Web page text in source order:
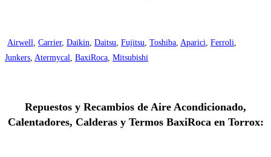
Airwell, Carrier, Daikin, Daitsu, Fujitsu, Toshiba, Aparici, Ferroli,
Junkers, Atermycal, BaxiRoca, Mitsubishi
Repuestos y Recambios de Aire Acondicionado,
Calentadores, Calderas y Termos BaxiRoca en Torrox: